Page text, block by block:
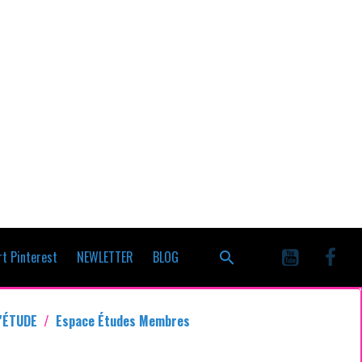
Pinterest NEWLETTER BLOG
Espace Études Membres